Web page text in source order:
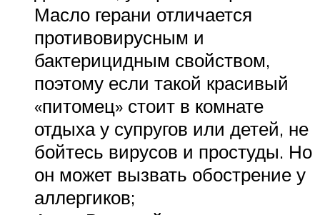
Масло герани отличается
противовирусным и
бактерицидным свойством,
поэтому если такой красивый
«питомец» стоит в комнате
отдыха у супругов или детей, не
бойтесь вирусов и простуды. Но
он может вызвать обострение у
аллергиков;